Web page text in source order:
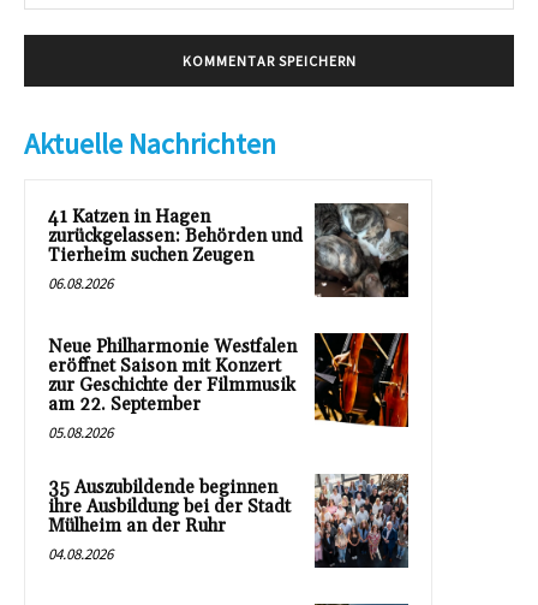
Aktuelle Nachrichten
41 Katzen in Hagen
zurückgelassen: Behörden und
Tierheim suchen Zeugen
06.08.2026
Neue Philharmonie Westfalen
eröffnet Saison mit Konzert
zur Geschichte der Filmmusik
am 22. September
05.08.2026
35 Auszubildende beginnen
ihre Ausbildung bei der Stadt
Mülheim an der Ruhr
04.08.2026